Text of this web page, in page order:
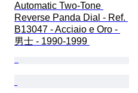
Automatic Two-Tone
Reverse Panda Dial - Ref.
B13047 - Acciaio e Oro -
男士 - 1990-1999